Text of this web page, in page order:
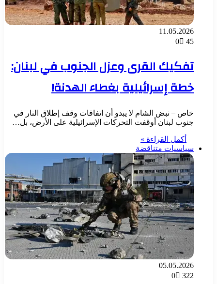
11.05.2026
0
45
تفكيك القرى وعزل الجنوب في لبنان:
خطة إسرائيلية بغطاء الهدنة!
خاص – نبض الشام لا يبدو أن اتفاقات وقف إطلاق النار في
جنوب لبنان أوقفت التحركات الإسرائيلية على الأرض، بل…
أكمل القراءة »
سياسيات متناقضة
05.05.2026
0
322